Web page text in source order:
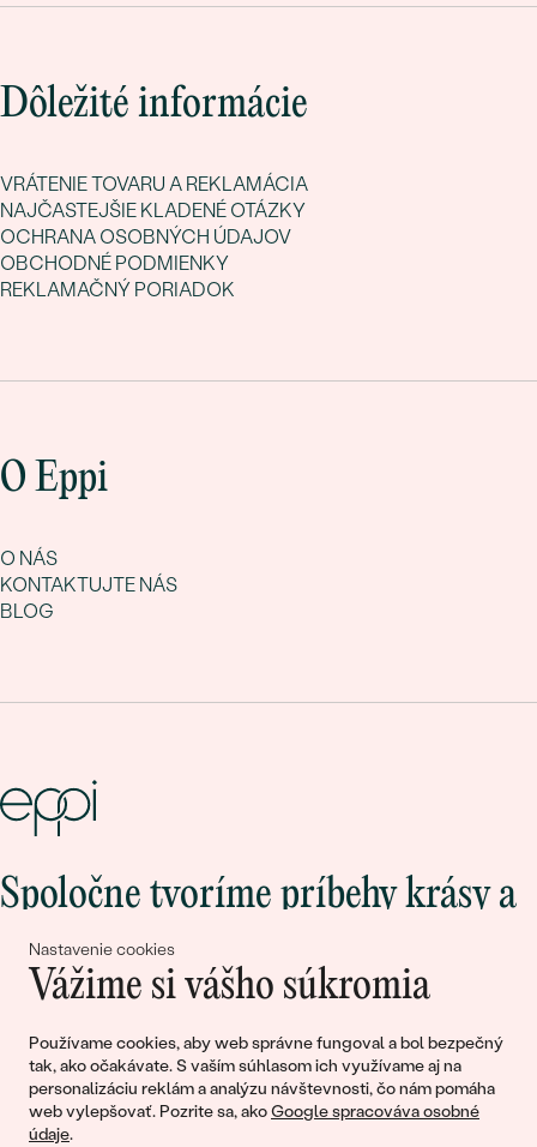
Nastavenie cookies
Vážime si vášho súkromia
Používame cookies, aby web správne fungoval a bol bezpečný
tak, ako očakávate. S vaším súhlasom ich využívame aj na
personalizáciu reklám a analýzu návštevnosti, čo nám pomáha
web vylepšovať. Pozrite sa, akoGoogle spracováva osobné
údaje.
Dôležité informácie
VRÁTENIE TOVARU A REKLAMÁCIA
NAJČASTEJŠIE KLADENÉ OTÁZKY
OCHRANA OSOBNÝCH ÚDAJOV
OBCHODNÉ PODMIENKY
REKLAMAČNÝ PORIADOK
O Eppi
O NÁS
KONTAKTUJTE NÁS
BLOG
Spoločne tvoríme príbehy krásy a
lásky